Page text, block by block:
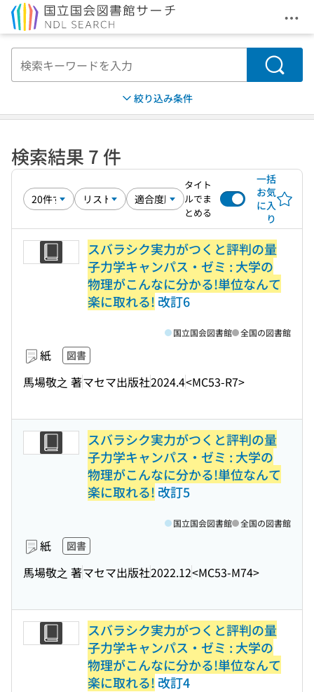
メ
検索
絞り込み条件
検索結果 7 件
タイト
ルでま
とめる
一括
お気
に入
り
スバラシク実力がつくと評判の量
子力学キャンパス・ゼミ : 大学の
物理がこんなに分かる!単位なんて
楽に取れる! 改訂6
紙 図書
馬場敬之 著マセマ出版社2024.4<MC53-R7>
国立国会図書館 全国の図書館
スバラシク実力がつくと評判の量
子力学キャンパス・ゼミ : 大学の
物理がこんなに分かる!単位なんて
楽に取れる! 改訂5
紙 図書
馬場敬之 著マセマ出版社2022.12<MC53-M74>
国立国会図書館 全国の図書館
スバラシク実力がつくと評判の量
子力学キャンパス・ゼミ : 大学の
物理がこんなに分かる!単位なんて
楽に取れる! 改訂4